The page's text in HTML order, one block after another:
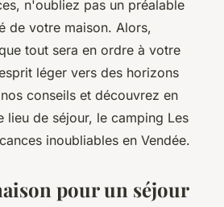
n'oubliez pas un préalable
de votre maison. Alors,
tout sera en ordre à votre
léger vers des horizons
conseils et découvrez en
lieu de séjour, le camping Les
inoubliables en Vendée.
pour un séjour